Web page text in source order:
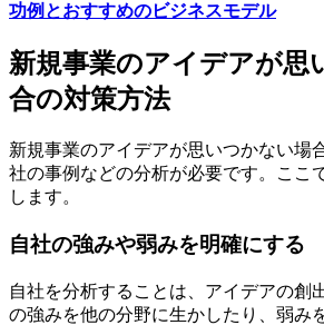
功例とおすすめのビジネスモデル
新規事業のアイデアが思
合の対策方法
新規事業のアイデアが思いつかない場
社の事例などの分析が必要です。ここ
します。
自社の強みや弱みを明確にする
自社を分析することは、アイデアの創
の強みを他の分野に生かしたり、弱み